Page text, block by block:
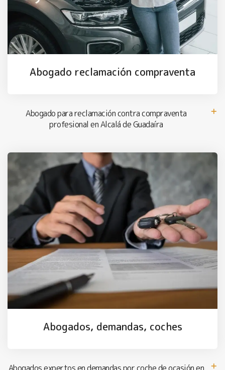
Abogado reclamación compraventa
Abogado para reclamación contra compraventa
profesional en Alcalá de Guadaíra
Abogados, demandas, coches